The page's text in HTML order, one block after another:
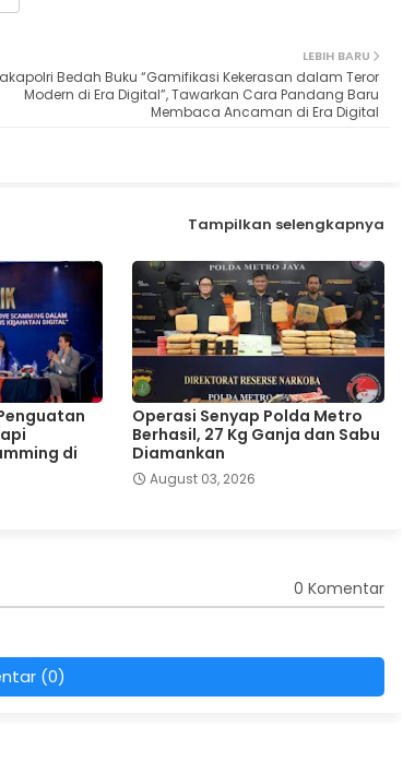
LEBIH BARU
Bedah Buku “Gamifikasi Kekerasan dalam Teror
Modern di Era Digital”, Tawarkan Cara Pandang Baru
Membaca Ancaman di Era Digital
Tampilkan selengkapnya
di
Operasi Senyap Polda Metro
Berhasil, 27 Kg Ganja dan Sabu
Diamankan
August 03, 2026
0 Komentar
(0)